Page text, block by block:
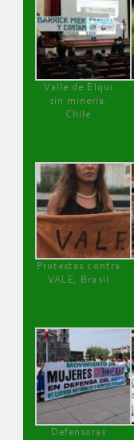
Valle de Elqui
sin minería.
Chile
Protestas contra
VALE, Brasil
Defensoras